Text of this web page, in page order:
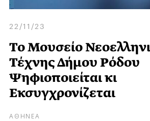
22/11/23
Το Μουσείο
Τέχνης Δήμου Ρόδου
Ψηφιοποιείται κι
Εκσυγχρονίζεται
ΑΘΗΝΕΑ